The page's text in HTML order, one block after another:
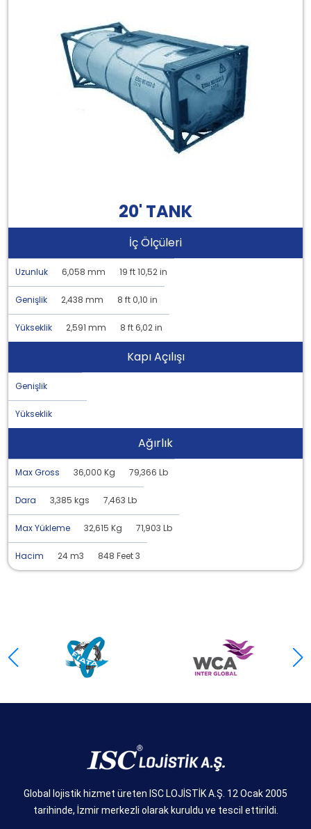
20' TANK
İç Ölçüleri
Uzunluk 6,058 mm 19 ft 10,52 in
Genişlik 2,438 mm 8 ft 0,10 in
Yükseklik 2,591 mm 8 ft 6,02 in
Kapı Açılışı
Genişlik
Yükseklik
Ağırlık
Max Gross 36,000 Kg 79,366 Lb
Dara 3,385 kgs 7,463 Lb
Max Yükleme 32,615 Kg 71,903 Lb
Hacim 24 m3 848 Feet 3
Global lojistik hizmet üreten ISC LOJİSTİK A.Ş. 12 Ocak 2005
tarihinde, İzmir merkezli olarak kuruldu ve tescil ettirildi.